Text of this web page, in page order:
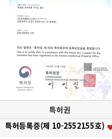
특허권
특허등록증(제 10-2552155호)